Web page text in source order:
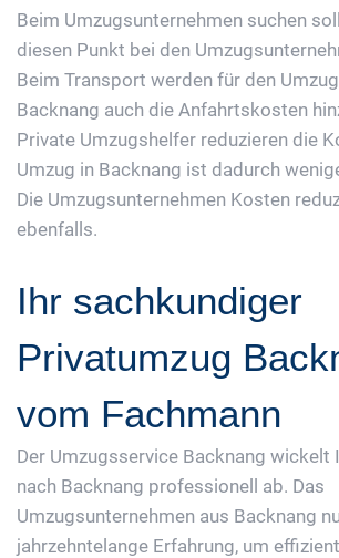
Beim Umzugsunternehmen suchen
diesen Punkt bei den
Beim Transport werden für den
Backnang auch die Anfahrtskosten
Private Umzugshelfer reduzieren die
Umzug in Backnang ist dadurch
Die Umzugsunternehmen Kosten
ebenfalls.
Ihr sachkundiger
Privatumzug
vom Fachmann
Der Umzugsservice Backnang wickelt
nach Backnang professionell ab. Das
Umzugsunternehmen aus Backnang
jahrzehntelange Erfahrung, um